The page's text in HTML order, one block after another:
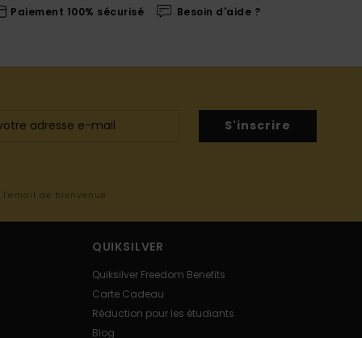
Paiement 100% sécurisé Besoin d'aide ?
S'inscrire
de bienvenue
QUIKSILVER
Quiksilver Freedom Benefits
Carte Cadeau
Réduction pour les étudiants
Blog